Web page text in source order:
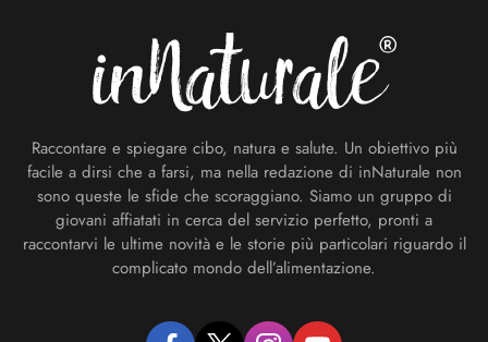
Raccontare e spiegare cibo, natura e salute. Un obiettivo più
facile a dirsi che a farsi, ma nella redazione di inNaturale non
sono queste le sfide che scoraggiano. Siamo un gruppo di
giovani affiatati in cerca del servizio perfetto, pronti a
raccontarvi le ultime novità e le storie più particolari riguardo il
complicato mondo dell’alimentazione.